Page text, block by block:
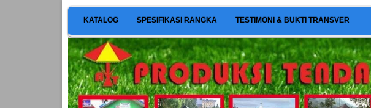
KATALOG SPESIFIKASI RANGKA TESTIMONI & BUKTI TRANSVER